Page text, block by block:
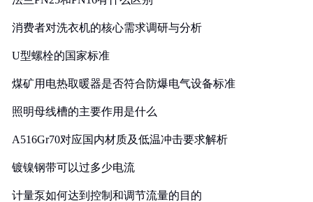
消费者对洗衣机的核心需求调研与分析
U型螺栓的国家标准
煤矿用电热取暖器是否符合防爆电气设备标准
照明母线槽的主要作用是什么
A516Gr70对应国内材质及低温冲击要求解析
镀镍钢带可以过多少电流
计量泵如何达到控制和调节流量的目的